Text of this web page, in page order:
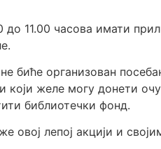
11.00 часова имати
биће организован
који желе могу донети
библиотечки фонд.
овој лепој акцији и